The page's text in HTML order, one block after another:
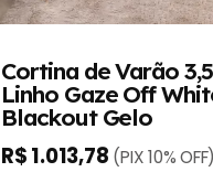
Cortina de Varão
Linho Gaze Off
Blackout Gelo
R$ 1.013,78 (PIX 10% OFF)